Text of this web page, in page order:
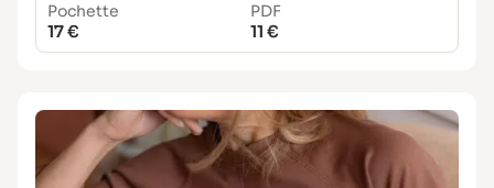
Pochette
17 €
PDF
11 €